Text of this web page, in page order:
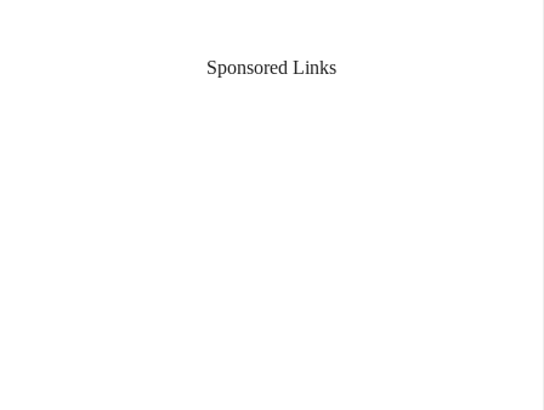
Sponsored Links